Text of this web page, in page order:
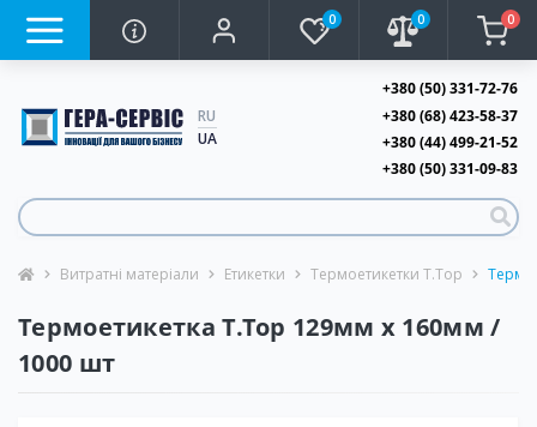
0 0 0
RU
UA
+380 (50) 331-72-76
+380 (68) 423-58-37
+380 (44) 499-21-52
+380 (50) 331-09-83
Витратні матеріали Етикетки Термоетикетки T.Top
Термоетикетка T.Top 129мм х 160мм /
1000 шт